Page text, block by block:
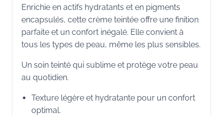
Enrichie en actifs hydratants et en pigments
encapsulés, cette crème teintée offre une finition
parfaite et un confort inégalé. Elle convient à
tous les types de peau, même les plus sensibles.
Un soin teinté qui sublime et protège votre peau
au quotidien.
Texture légère et hydratante pour un confort
optimal.